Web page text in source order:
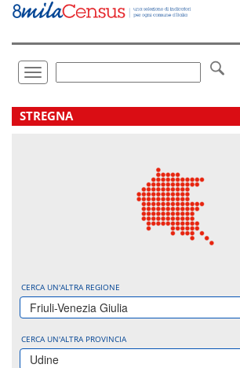
Vai
direttamente
Toggle
navigation
.
STREGNA
CERCA UN'ALTRA REGIONE
Friuli-Venezia Giulia
CERCA UN'ALTRA PROVINCIA
Udine